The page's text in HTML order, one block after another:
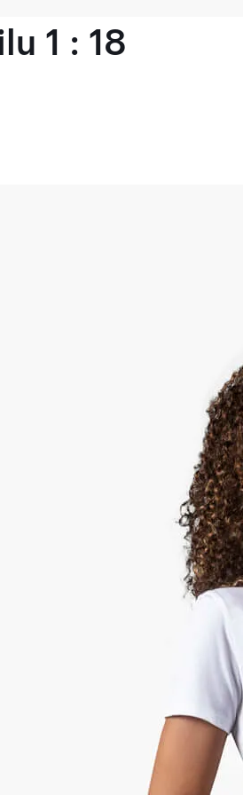
1 : 18